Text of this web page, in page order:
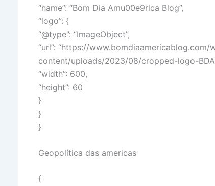
“name”: “Bom Dia Amu00e9rica Blog”,
“logo”: {
“@type”: “ImageObject”,
“url”: “https://www.bomdiaamericablog.com/
content/uploads/2023/08/cropped-logo-
“width”: 600,
“height”: 60
}
}
}
Geopolítica das americas
{